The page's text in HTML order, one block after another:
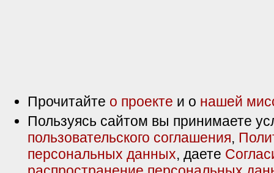
Прочитайте о проекте и о нашей
Пользуясь сайтом вы принимаете
пользовательского соглашения,
персональных данных, даете